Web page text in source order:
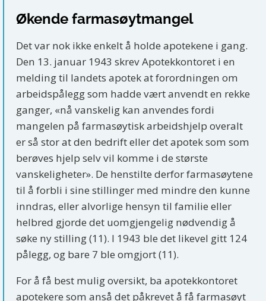
Økende farmasøytmangel
Det var nok ikke enkelt å holde apotekene i gang.
Den 13. januar 1943 skrev Apotekkontoret i en
melding til landets apotek at forordningen om
arbeidspålegg som hadde vært anvendt en rekke
ganger, «nå vanskelig kan anvendes fordi
mangelen på farmasøytisk arbeidshjelp overalt
er så stor at den bedrift eller det apotek som som
berøves hjelp selv vil komme i de største
vanskeligheter». De henstilte derfor farmasøytene
til å forbli i sine stillinger med mindre den kunne
inndras, eller alvorlige hensyn til familie eller
helbred gjorde det uomgjengelig nødvendig å
søke ny stilling (11). I 1943 ble det likevel gitt 124
pålegg, og bare 7 ble omgjort (11).
For å få best mulig oversikt, ba apotekkontoret
apotekere som anså det påkrevet å få farmasøyt